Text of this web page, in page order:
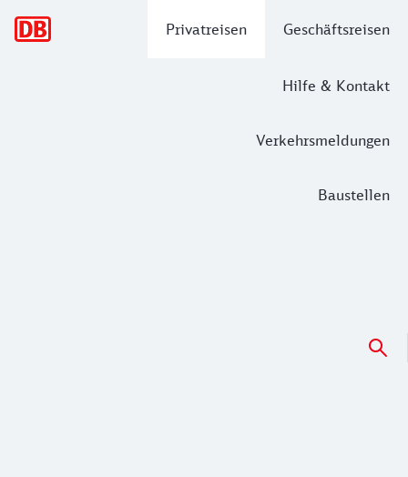
Privatreisen Geschäftsreisen
Hilfe & Kontakt
Verkehrsmeldungen
Baustellen